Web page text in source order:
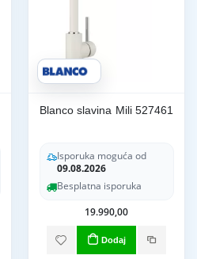
Blanco slavina Mili 527461
Isporuka moguća od
09.08.2026
Besplatna isporuka
19.990,00
Dodaj